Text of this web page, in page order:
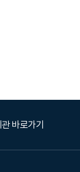
바로가기